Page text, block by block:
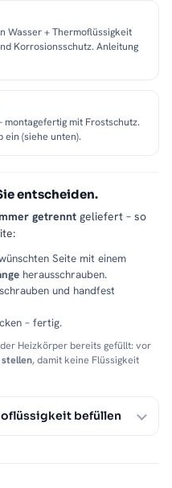
Wasser + Thermoflüssigkeit
Korrosionsschutz. Anleitung
montagefertig mit Frostschutz.
ein (siehe unten).
entscheiden.
getrennt geliefert – so
Seite mit einem
herausschrauben.
und handfest
– fertig.
Heizkörper bereits gefüllt: vor
stellen, damit keine Flüssigkeit
befüllen